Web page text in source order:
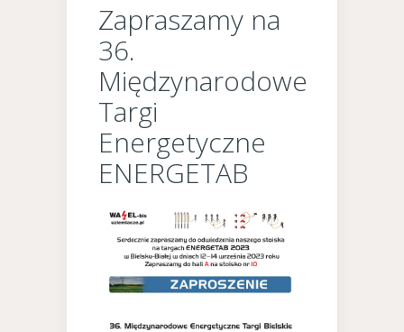
Zapraszamy na
36.
Międzynarodowe
Targi
Energetyczne
ENERGETAB